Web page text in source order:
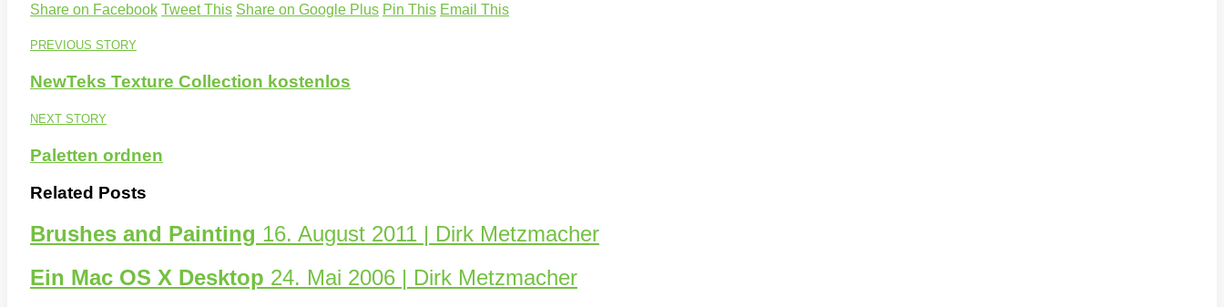
Share on Facebook Tweet This Share on Google Plus Pin This Email This
PREVIOUS STORY
NewTeks Texture Collection kostenlos
NEXT STORY
Paletten ordnen
Related Posts
Brushes and Painting 16. August 2011 | Dirk Metzmacher
Ein Mac OS X Desktop 24. Mai 2006 | Dirk Metzmacher